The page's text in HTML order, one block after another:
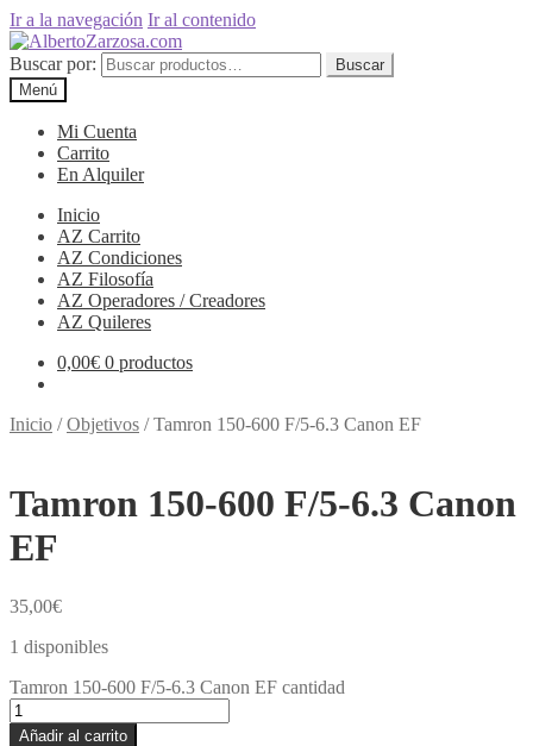
Ir a la navegación Ir al contenido
Buscar por:
Buscar
Menú
Mi Cuenta
Carrito
En Alquiler
Inicio
AZ Carrito
AZ Condiciones
AZ Filosofía
AZ Operadores / Creadores
AZ Quileres
0,00€ 0 productos
Inicio /Objetivos /Tamron 150-600 F/5-6.3 Canon EF
Tamron 150-600 F/5-6.3 Canon
EF
35,00€
1 disponibles
Tamron 150-600 F/5-6.3 Canon EF cantidad
Añadir al carrito